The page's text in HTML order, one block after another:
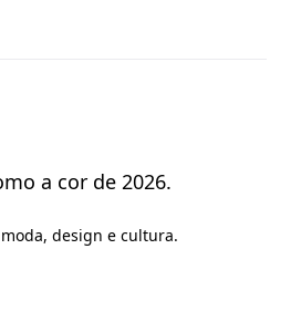
a cor de 2026.
design e cultura.